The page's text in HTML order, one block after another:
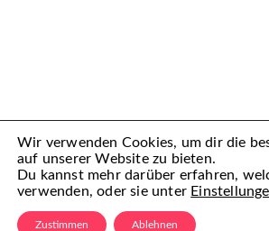
Wir verwenden Cookies, um dir die
auf unserer Website zu bieten.
Du kannst mehr darüber erfahren,
verwenden, oder sie unter
Zustimmen Ablehnen